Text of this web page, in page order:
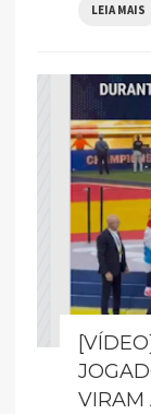
LEIA MAIS
VIRAM